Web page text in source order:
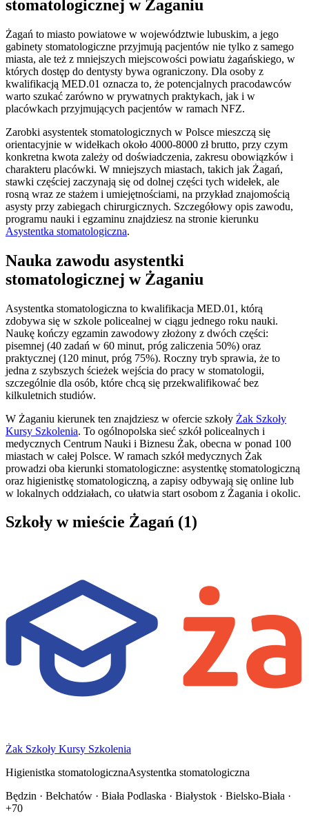
stomatologicznej w Żaganiu
Żagań to miasto powiatowe w województwie lubuskim, a jego
gabinety stomatologiczne przyjmują pacjentów nie tylko z samego
miasta, ale też z mniejszych miejscowości powiatu żagańskiego, w
których dostęp do dentysty bywa ograniczony. Dla osoby z
kwalifikacją MED.01 oznacza to, że potencjalnych pracodawców
warto szukać zarówno w prywatnych praktykach, jak i w
placówkach przyjmujących pacjentów w ramach NFZ.
Zarobki asystentek stomatologicznych w Polsce mieszczą się
orientacyjnie w widełkach około 4000-8000 zł brutto, przy czym
konkretna kwota zależy od doświadczenia, zakresu obowiązków i
charakteru placówki. W mniejszych miastach, takich jak Żagań,
stawki częściej zaczynają się od dolnej części tych widełek, ale
rosną wraz ze stażem i umiejętnościami, na przykład znajomością
asysty przy zabiegach chirurgicznych. Szczegółowy opis zawodu,
programu nauki i egzaminu znajdziesz na stronie kierunku
Asystentka stomatologiczna.
Nauka zawodu asystentki
stomatologicznej w Żaganiu
Asystentka stomatologiczna to kwalifikacja MED.01, którą
zdobywa się w szkole policealnej w ciągu jednego roku nauki.
Naukę kończy egzamin zawodowy złożony z dwóch części:
pisemnej (40 zadań w 60 minut, próg zaliczenia 50%) oraz
praktycznej (120 minut, próg 75%). Roczny tryb sprawia, że to
jedna z szybszych ścieżek wejścia do pracy w stomatologii,
szczególnie dla osób, które chcą się przekwalifikować bez
kilkuletnich studiów.
W Żaganiu kierunek ten znajdziesz w ofercie szkoły Żak Szkoły
Kursy Szkolenia. To ogólnopolska sieć szkół policealnych i
medycznych Centrum Nauki i Biznesu Żak, obecna w ponad 100
miastach w całej Polsce. W ramach szkół medycznych Żak
prowadzi oba kierunki stomatologiczne: asystentkę stomatologiczną
oraz higienistkę stomatologiczną, a zapisy odbywają się online lub
w lokalnych oddziałach, co ułatwia start osobom z Żagania i okolic.
Szkoły w mieście Żagań (1)
Żak Szkoły Kursy Szkolenia
Higienistka stomatologicznaAsystentka stomatologiczna
Będzin · Bełchatów · Biała Podlaska · Białystok · Bielsko-Biała ·
+70